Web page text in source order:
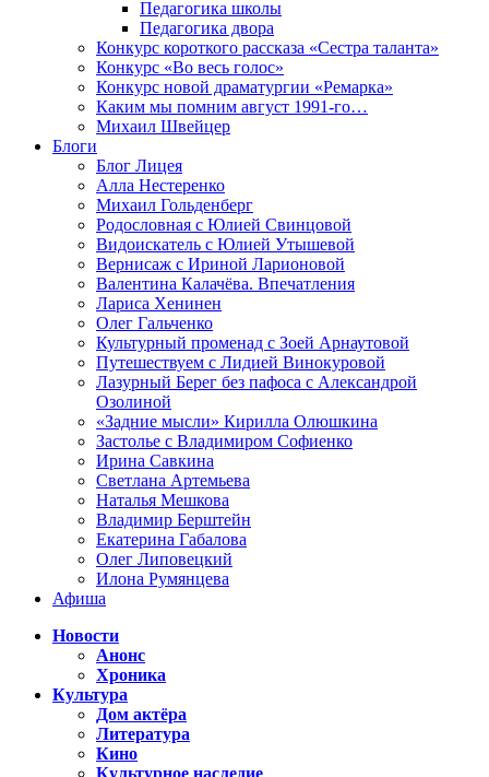
Педагогика школы
Педагогика двора
Конкурс короткого рассказа «Сестра таланта»
Конкурс «Во весь голос»
Конкурс новой драматургии «Ремарка»
Каким мы помним август 1991-го…
Михаил Швейцер
Блоги
Блог Лицея
Алла Нестеренко
Михаил Гольденберг
Родословная с Юлией Свинцовой
Видоискатель с Юлией Утышевой
Вернисаж с Ириной Ларионовой
Валентина Калачёва. Впечатления
Лариса Хенинен
Олег Гальченко
Культурный променад с Зоей Арнаутовой
Путешествуем с Лидией Винокуровой
Лазурный Берег без пафоса с Александрой
Озолиной
«Задние мысли» Кирилла Олюшкина
Застолье с Владимиром Софиенко
Ирина Савкина
Светлана Артемьева
Наталья Мешкова
Владимир Берштейн
Екатерина Габалова
Олег Липовецкий
Илона Румянцева
Афиша
Новости
Анонс
Хроника
Культура
Дом актёра
Литература
Кино